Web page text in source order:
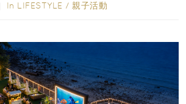
In LIFESTYLE / 親子活動